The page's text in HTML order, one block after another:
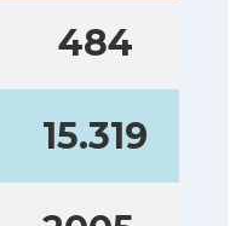
484
15.319